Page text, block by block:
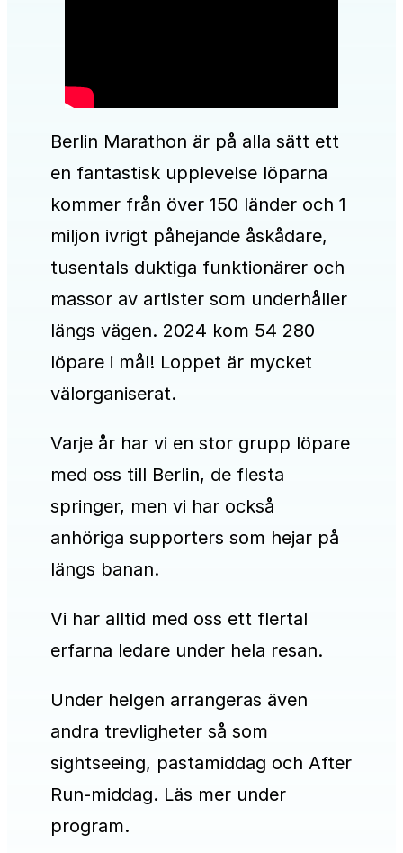
Berlin Marathon är på alla sätt ett
en fantastisk upplevelse löparna
kommer från över 150 länder och 1
miljon ivrigt påhejande åskådare,
tusentals duktiga funktionärer och
massor av artister som underhåller
längs vägen. 2024 kom 54 280
löpare i mål! Loppet är mycket
välorganiserat.
Varje år har vi en stor grupp löpare
med oss till Berlin, de flesta
springer, men vi har också
anhöriga supporters som hejar på
längs banan.
Vi har alltid med oss ett flertal
erfarna ledare under hela resan.
Under helgen arrangeras även
andra trevligheter så som
sightseeing, pastamiddag och After
Run-middag. Läs mer under
program.